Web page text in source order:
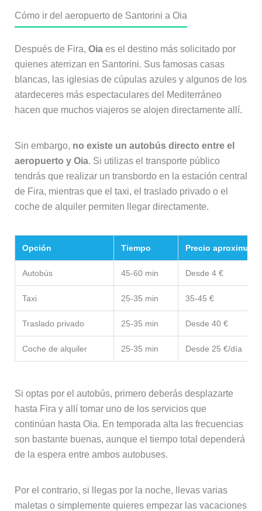
Cómo ir del aeropuerto de Santorini a Oia
Después de Fira, Oiaes el destino más solicitado por
quienes aterrizan en Santorini. Sus famosas casas
blancas, las iglesias de cúpulas azules y algunos de los
atardeceres más espectaculares del Mediterráneo
hacen que muchos viajeros se alojen directamente allí.
Sin embargo, no existe un autobús directo entre el
aeropuerto y Oia. Si utilizas el transporte público
tendrás que realizar un transbordo en la estación central
de Fira, mientras que el taxi, el traslado privado o el
coche de alquiler permiten llegar directamente.
Opción Tiempo Precio aproximado
Autobús 45-60 min Desde 4 €
Taxi 25-35 min 35-45 €
Traslado privado 25-35 min Desde 40 €
Coche de alquiler 25-35 min Desde 25 €/día
Si optas por el autobús, primero deberás desplazarte
hasta Fira y allí tomar uno de los servicios que
continúan hasta Oia. En temporada alta las frecuencias
son bastante buenas, aunque el tiempo total dependerá
de la espera entre ambos autobuses.
Por el contrario, si llegas por la noche, llevas varias
maletas o simplemente quieres empezar las vacaciones